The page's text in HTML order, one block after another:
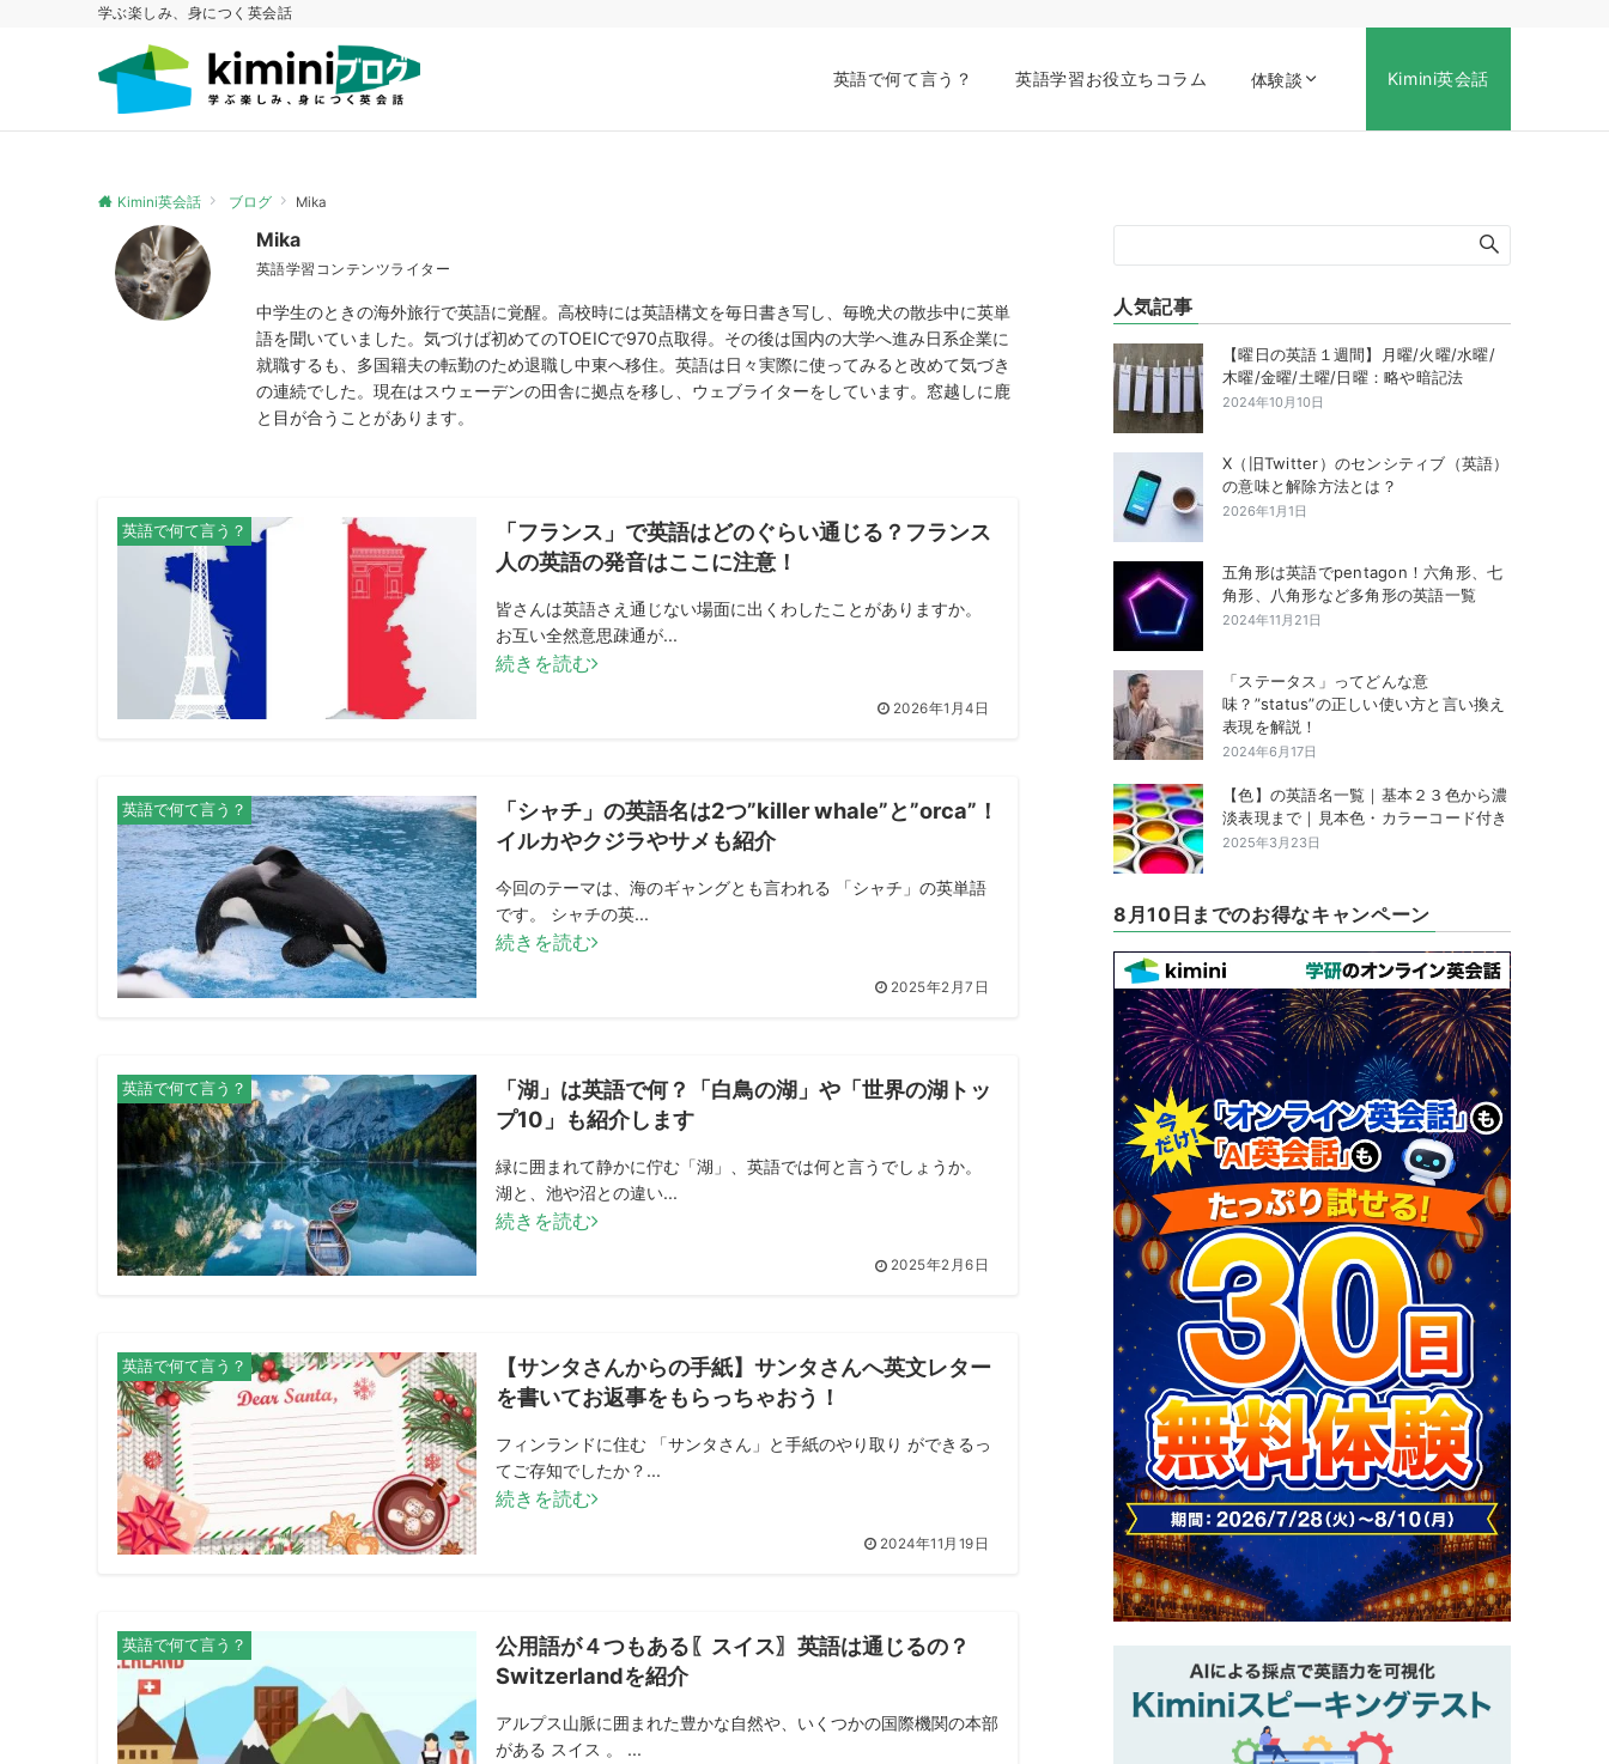
学ぶ楽しみ、身につく英会話
英語で何て言う？ 英語学習お役立ちコラム 体験談 Kimini英会話
Kimini英会話 ブログ Mika
Mika
英語学習コンテンツライター
中学生のときの海外旅行で英語に覚醒。高校時には英語構文を毎日書き写し、毎晩犬の散歩中に英単
語を聞いていました。気づけば初めてのTOEICで970点取得。その後は国内の大学へ進み日系企業に
就職するも、多国籍夫の転勤のため退職し中東へ移住。英語は日々実際に使ってみると改めて気づき
の連続でした。現在はスウェーデンの田舎に拠点を移し、ウェブライターをしています。窓越しに鹿
と目が合うことがあります。
英語で何て言う？
「フランス」で英語はどのぐらい通じる？フランス
人の英語の発音はここに注意！
皆さんは英語さえ通じない場面に出くわしたことがありますか。
お互い全然意思疎通が...
2026年1月4日
続きを読む
英語で何て言う？
「シャチ」の英語名は2つ”killer whale”と”orca”！
イルカやクジラやサメも紹介
今回のテーマは、海のギャングとも言われる 「シャチ」の英単語
です。 シャチの英...
2025年2月7日
続きを読む
英語で何て言う？
「湖」は英語で何？「白鳥の湖」や「世界の湖トッ
プ10」も紹介します
緑に囲まれて静かに佇む「湖」、英語では何と言うでしょうか。
湖と、池や沼との違い...
2025年2月6日
続きを読む
英語で何て言う？
【サンタさんからの手紙】サンタさんへ英文レター
を書いてお返事をもらっちゃおう！
フィンランドに住む 「サンタさん」と手紙のやり取り ができるっ
てご存知でしたか？...
2024年11月19日
続きを読む
英語で何て言う？
公用語が４つもある〖スイス〗英語は通じるの？
Switzerlandを紹介
アルプス山脈に囲まれた豊かな自然や、いくつかの国際機関の本部
がある スイス 。 ...
人気記事
【曜日の英語１週間】月曜/火曜/水曜/
木曜/金曜/土曜/日曜：略や暗記法
2024年10月10日
X（旧Twitter）のセンシティブ（英語）
の意味と解除方法とは？
2026年1月1日
五角形は英語でpentagon！六角形、七
角形、八角形など多角形の英語一覧
2024年11月21日
「ステータス」ってどんな意
味？”status”の正しい使い方と言い換え
表現を解説！
2024年6月17日
【色】の英語名一覧｜基本２３色から濃
淡表現まで｜見本色・カラーコード付き
2025年3月23日
8月10日までのお得なキャンペーン